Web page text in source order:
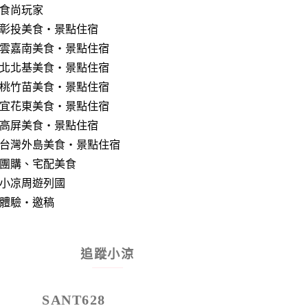
食尚玩家
彰投美食‧景點住宿
雲嘉南美食‧景點住宿
北北基美食‧景點住宿
桃竹苗美食‧景點住宿
宜花東美食‧景點住宿
高屏美食‧景點住宿
台灣外島美食‧景點住宿
團購、宅配美食
小凉周遊列國
體驗‧邀稿
追蹤小涼
SANT628